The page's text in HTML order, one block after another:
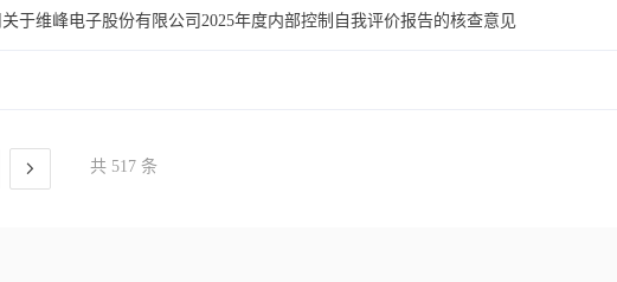
于维峰电子股份有限公司2025年度内部控制自我评价报告的核查意见
共 517 条